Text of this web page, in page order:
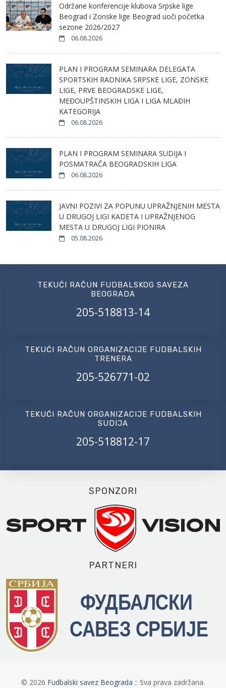
Održane konferencije klubova Srpske lige
Beograd i Zonske lige Beograd uoči početka
sezone 2026/2027
06.08.2026
PLAN I PROGRAM SEMINARA DELEGATA
SPORTSKIH RADNIKA SRPSKE LIGE, ZONSKE
LIGE, PRVE BEOGRADSKE LIGE,
MEĐOUPŠTINSKIH LIGA I LIGA MLAĐIH
KATEGORIJA
06.08.2026
PLAN I PROGRAM SEMINARA SUDIJA I
POSMATRAČA BEOGRADSKIH LIGA
06.08.2026
JAVNI POZIVI ZA POPUNU UPRAŽNJENIH MESTA
U DRUGOJ LIGI KADETA I UPRAŽNJENOG
MESTA U DRUGOJ LIGI PIONIRA
05.08.2026
TEKUĆI RAČUN FUDBALSKOG SAVEZA
BEOGRADA
205-518813-14
TEKUĆI RAČUN ORGANIZACIJE FUDBALSKIH
TRENERA
205-526771-02
TEKUĆI RAČUN ORGANIZACIJE FUDBALSKIH
SUDIJA
205-518812-17
SPONZORI
PARTNERI
© 2026 Fudbalski savez Beograda :: Sva prava zadržana.